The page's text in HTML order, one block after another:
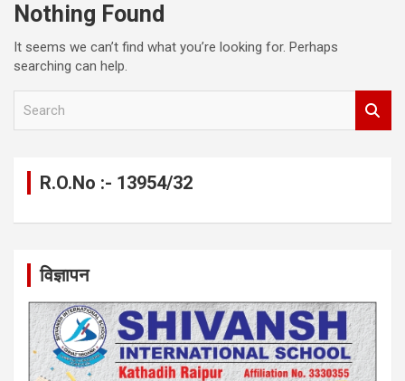
Nothing Found
It seems we can’t find what you’re looking for. Perhaps
searching can help.
R.O.No :- 13954/32
विज्ञापन